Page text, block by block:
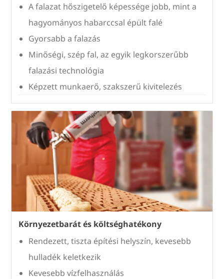
A falazat hőszigetelő képessége jobb, mint a
hagyományos habarccsal épült falé
Gyorsabb a falazás
Minőségi, szép fal, az egyik legkorszerűbb
falazási technológia
Képzett munkaerő, szakszerű kivitelezés
Környezetbarát és költséghatékony
Rendezett, tiszta építési helyszín, kevesebb
hulladék keletkezik
Kevesebb vízfelhasználás